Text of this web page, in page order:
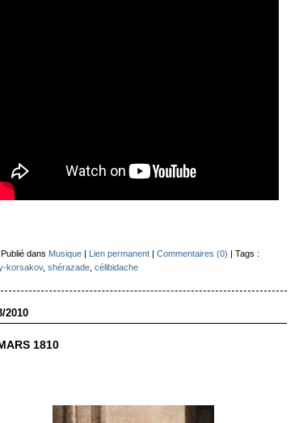
dans Musique| Lien permanent| Commentaires (0) | Tags :
korsakov, shérazade, célibidache
2010
1810